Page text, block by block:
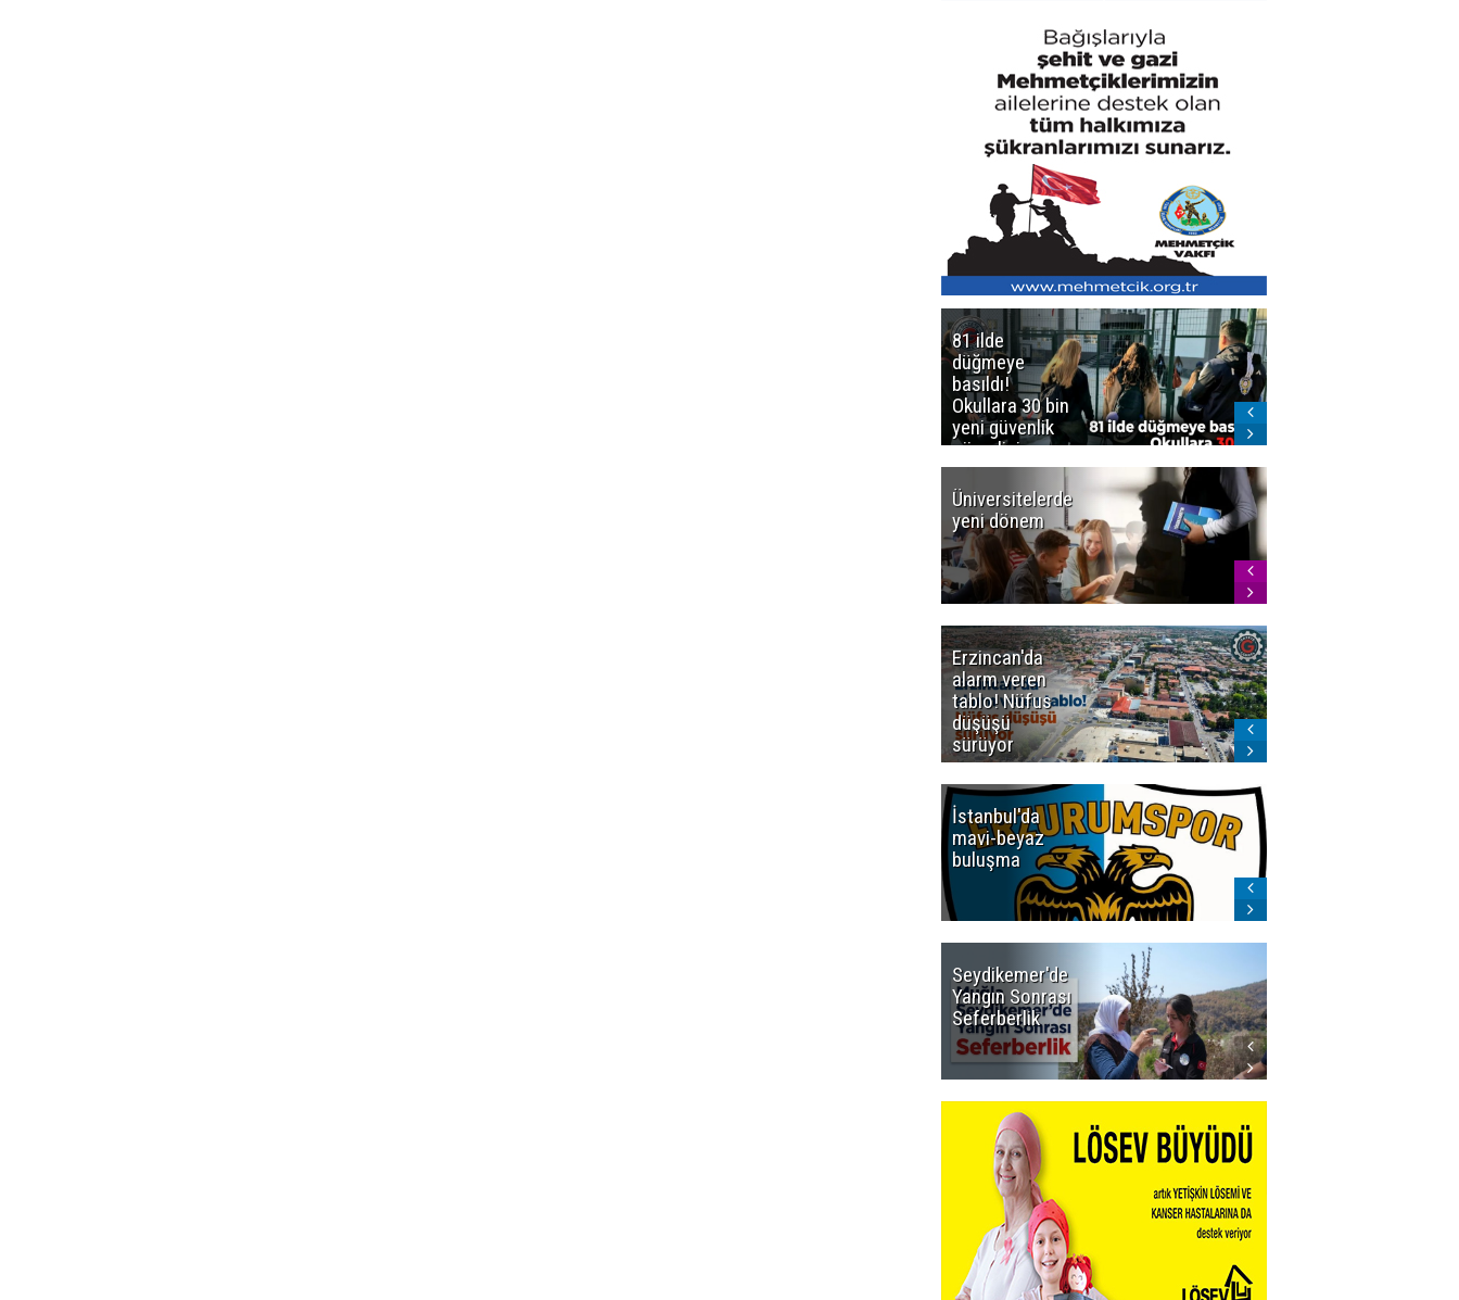
81 ilde
düğmeye
basıldı!
Okullara 30 bin
yeni güvenlik
görevlisi
Üniversitelerde
yeni dönem
Erzincan'da
alarm veren
tablo! Nüfus
düşüşü
sürüyor
İstanbul'da
mavi-beyaz
buluşma
Seydikemer'de
Yangın Sonrası
Seferberlik